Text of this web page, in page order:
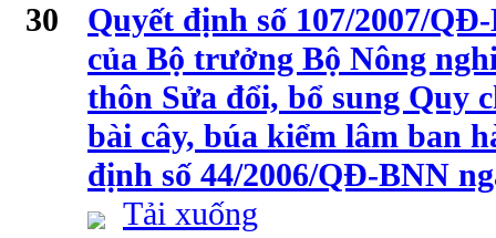
30
Quyết định số 107/2007/
của Bộ trưởng Bộ Nông
thôn Sửa đổi, bổ sung Quy
bài cây, búa kiểm lâm ban
định số 44/2006/QĐ-BNN
Tải xuống